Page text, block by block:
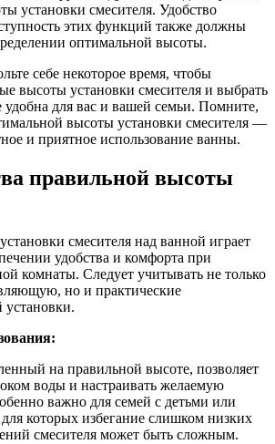
установки смесителя. Удобство
этих функций также должны
оптимальной высоты.
себе некоторое время, чтобы
высоты установки смесителя и выбрать
удобна для вас и вашей семьи. Помните,
высоты установки смесителя —
и приятное использование ванны.
правильной высоты
смесителя над ванной играет
удобства и комфорта при
комнаты. Следует учитывать не только
но и практические
установки.
на правильной высоте, позволяет
воды и настраивать желаемую
важно для семей с детьми или
которых избегание слишком низких
смесителя может быть сложным.